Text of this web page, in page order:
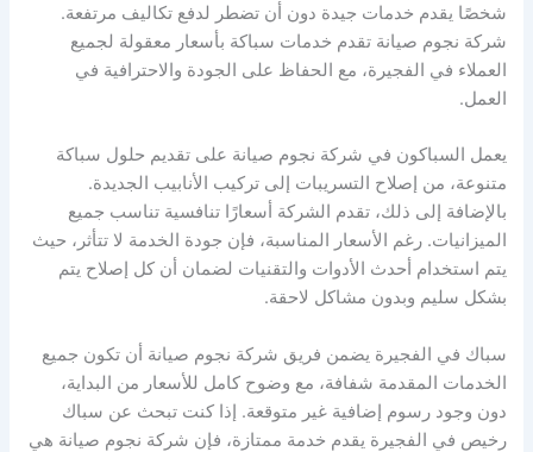
شخصًا يقدم خدمات جيدة دون أن تضطر لدفع تكاليف مرتفعة.
شركة نجوم صيانة تقدم خدمات سباكة بأسعار معقولة لجميع
العملاء في الفجيرة، مع الحفاظ على الجودة والاحترافية في
العمل.
يعمل السباكون في شركة نجوم صيانة على تقديم حلول سباكة
متنوعة، من إصلاح التسريبات إلى تركيب الأنابيب الجديدة.
بالإضافة إلى ذلك، تقدم الشركة أسعارًا تنافسية تناسب جميع
الميزانيات. رغم الأسعار المناسبة، فإن جودة الخدمة لا تتأثر، حيث
يتم استخدام أحدث الأدوات والتقنيات لضمان أن كل إصلاح يتم
بشكل سليم وبدون مشاكل لاحقة.
سباك في الفجيرة يضمن فريق شركة نجوم صيانة أن تكون جميع
الخدمات المقدمة شفافة، مع وضوح كامل للأسعار من البداية،
دون وجود رسوم إضافية غير متوقعة. إذا كنت تبحث عن سباك
رخيص في الفجيرة يقدم خدمة ممتازة، فإن شركة نجوم صيانة هي